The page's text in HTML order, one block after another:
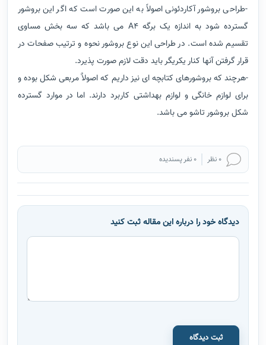
-طراحی بروشور آکاردئونی اصولاً به این صورت است که اگر این بروشور
گسترده شود به اندازه یک برگه A4 می باشد که سه بخش مساوی
تقسیم شده است. در طراحی این نوع بروشور نحوه و ترتیب صفحات در
قرار گرفتن آنها کنار یکریگر باید دقت لازم صورت پذیرد.
-هرچند که بروشورهای کتابچه ای نیز داریم که اصولاٌ مربعی شکل بوده و
برای لوازم خانگی و لوازم بهداشتی کاربرد دارند. اما در موارد گسترده
شکل بروشور تاشو می باشد.
0 نظر 0 نفر پسندیده
دیدگاه خود را درباره این مقاله ثبت کنید
ثبت دیدگاه